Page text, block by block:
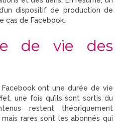
dispositif de production de
cas de Facebook.
de vie des
ont une durée de vie
une fois qu’ils sont sortis du
restent théoriquement
rares sont les abonnés qui